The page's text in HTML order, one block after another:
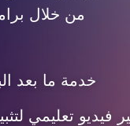
من خلال
خدمة ما بعد
فيديو تعليمي